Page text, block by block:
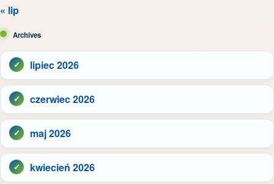
« lip
Archives
lipiec 2026
czerwiec 2026
maj 2026
kwiecień 2026